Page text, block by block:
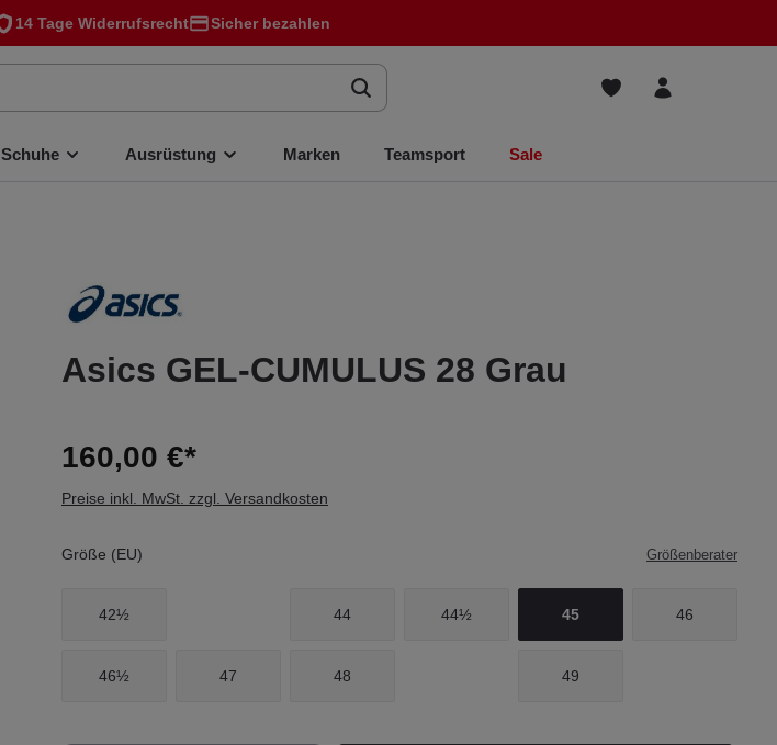
14 Tage Widerrufsrecht Sicher bezahlen
Schuhe Ausrüstung Marken Teamsport Sale
Asics GEL-CUMULUS 28 Grau
160,00 €*
Preise inkl. MwSt. zzgl. Versandkosten
Größe (EU) Größenberater
42½ 44 44½ 45 46
46½ 47 48 49